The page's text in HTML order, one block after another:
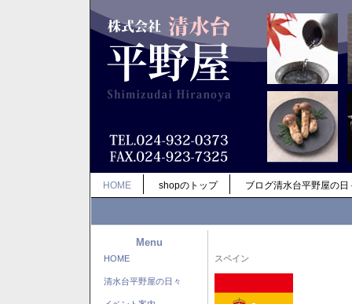
HOME shopのトップ ブログ清水台平野屋の日
Menu
HOME
清水台平野屋の日々
スペイン